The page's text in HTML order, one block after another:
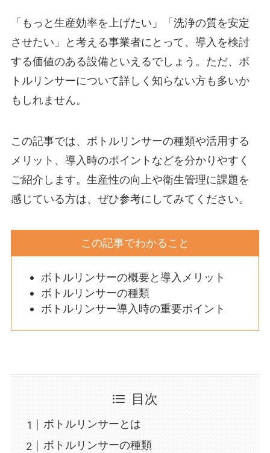
「もっと生産効率を上げたい」「洗浄の質を安定
させたい」と考える事業者にとって、導入を検討
する価値のある設備といえるでしょう。ただ、ボ
トルリンサーについて詳しく知らない方も多いか
もしれません。
この記事では、ボトルリンサーの種類や活用する
メリット、導入時のポイントなどを分かりやすく
ご紹介します。生産性の向上や衛生管理に課題を
感じている方は、ぜひ参考にしてみてください。
この記事でわかること
ボトルリンサーの概要と導入メリット
ボトルリンサーの種類
ボトルリンサー導入時の重要ポイント
目次
ボトルリンサーとは
ボトルリンサーの種類